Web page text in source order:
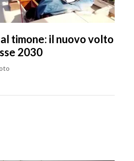
timone: il nuovo volto
2030